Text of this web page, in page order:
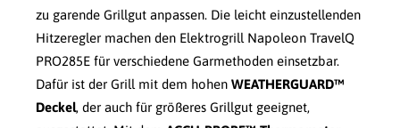
zu garende Grillgut anpassen. Die leicht einzustellenden
Hitzeregler machen den Elektrogrill Napoleon TravelQ
PRO285E für verschiedene Garmethoden einsetzbar.
Dafür ist der Grill mit dem hohen WEATHERGUARD™
Deckel, der auch für größeres Grillgut geeignet,